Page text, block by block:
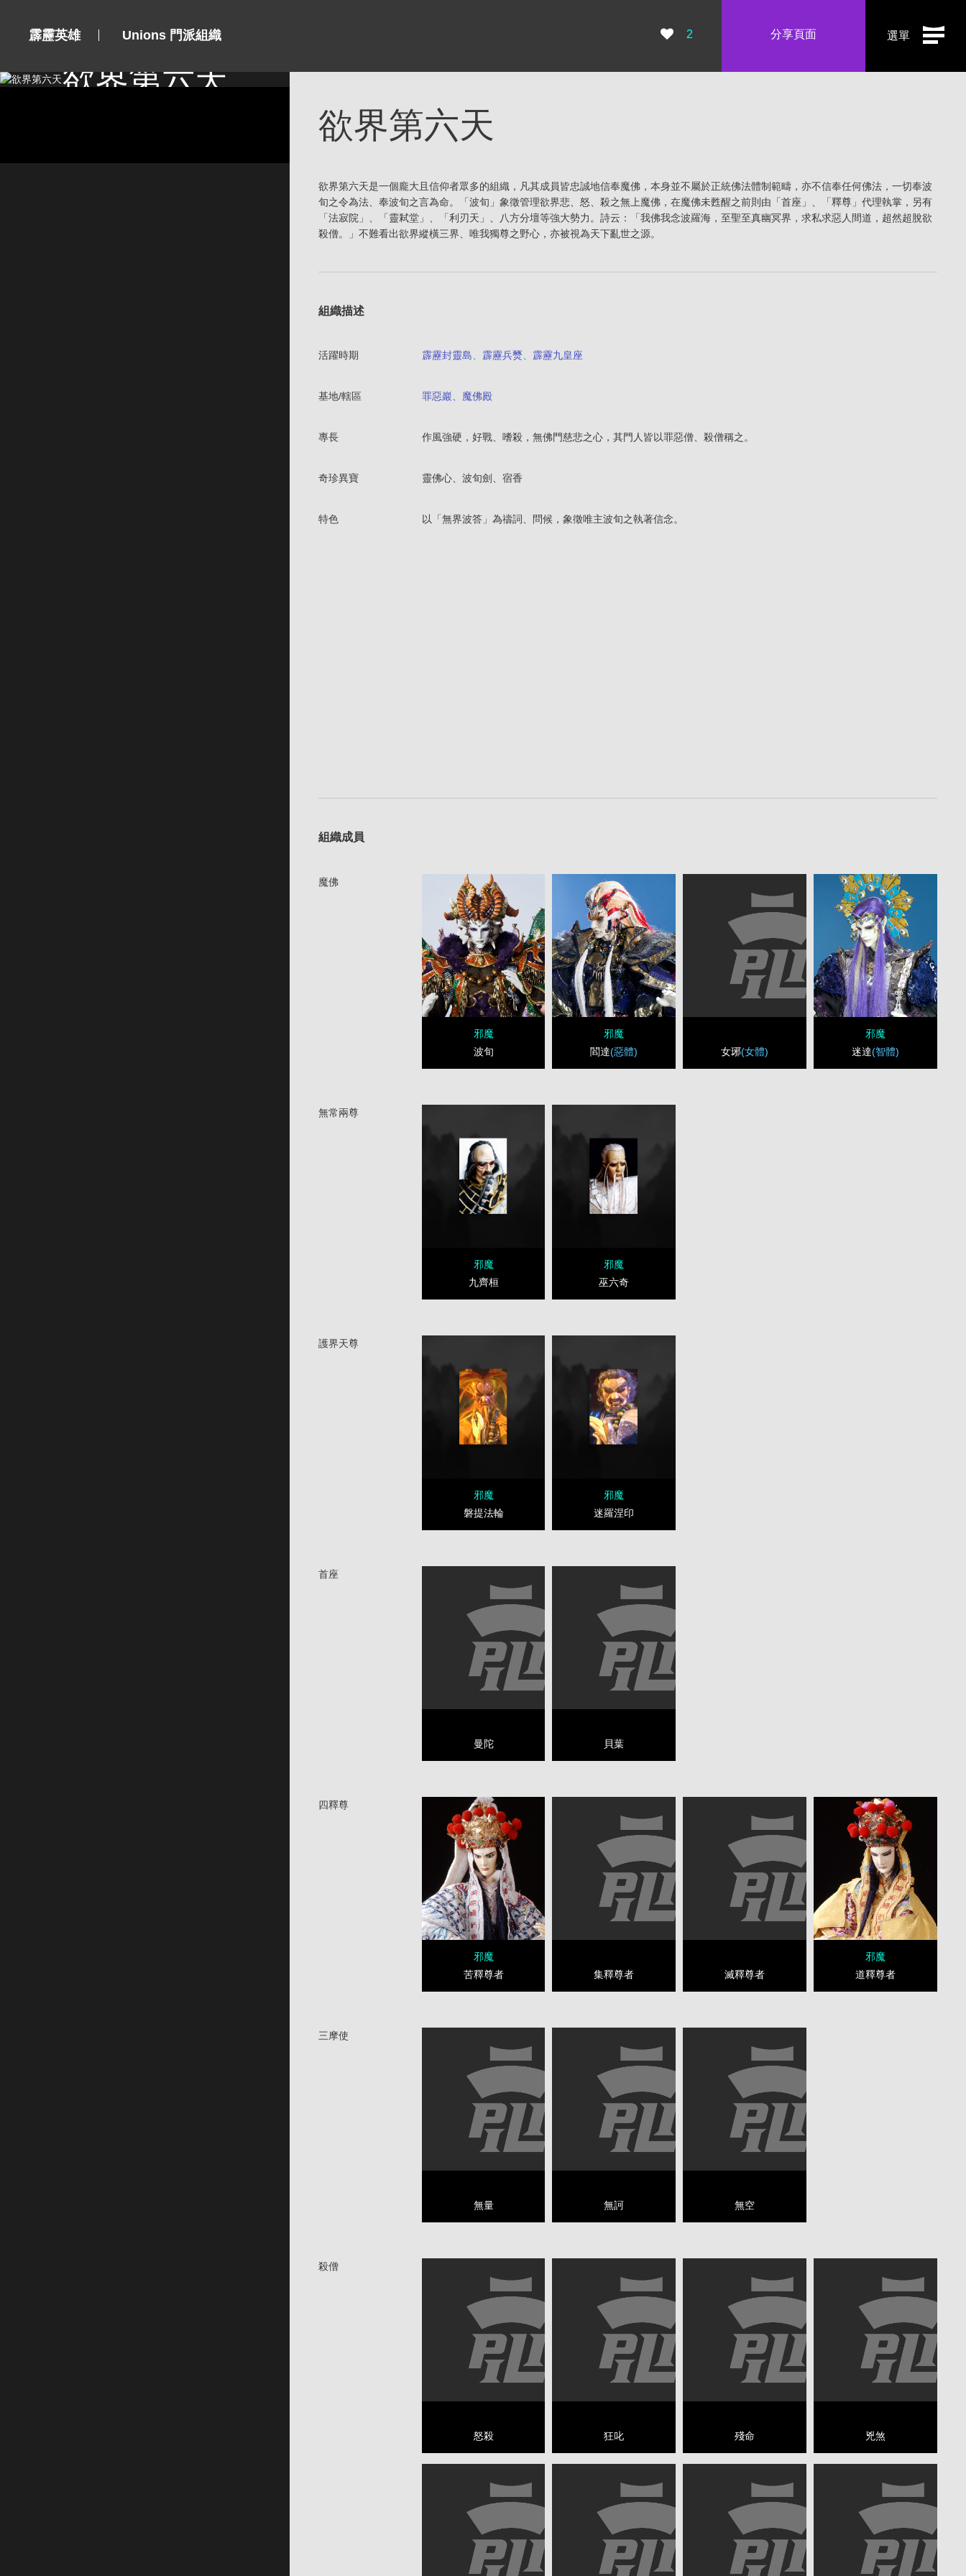
選單
霹靂英雄 Unions 門派組織 瀏覽數：
2 分享頁面
欲界第六天
欲界第六天
欲界第六天是一個龐大且信仰者眾多的組織，凡其成員皆忠誠地信奉魔佛，本身並不屬於正統佛法體制範疇，亦不信奉任何佛法，一切奉波
旬之令為法、奉波旬之言為命。「波旬」象徵管理欲界悲、怒、殺之無上魔佛，在魔佛未甦醒之前則由「首座」、「釋尊」代理執掌，另有
「法寂院」、「靈弒堂」、「利刃天」、八方分壇等強大勢力。詩云：「我佛我念波羅海，至聖至真幽冥界，求私求惡人間道，超然超脫欲
殺僧。」不難看出欲界縱橫三界、唯我獨尊之野心，亦被視為天下亂世之源。
組織描述
活躍時期 霹靂封靈島、 霹靂兵燹、 霹靂九皇座
基地/轄區 罪惡巖、魔佛殿
專長 作風強硬，好戰、嗜殺，無佛門慈悲之心，其門人皆以罪惡僧、殺僧稱之。
奇珍異寶 靈佛心、波旬劍、宿香
特色 以「無界波答」為禱詞、問候，象徵唯主波旬之執著信念。
組織成員
魔佛
邪魔
波旬
邪魔
閻達(惡體) 女琊(女體)
邪魔
迷達(智體)
無常兩尊
邪魔
九齊桓
邪魔
巫六奇
護界天尊
邪魔
磐提法輪
邪魔
迷羅涅印
首座
曼陀 貝葉
四釋尊
邪魔
苦釋尊者
集釋尊者 滅釋尊者
邪魔
道釋尊者
三摩使
無量 無訶 無空
殺僧
怒殺 狂叱 殘命 兇煞